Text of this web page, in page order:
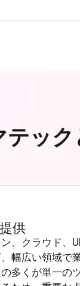
ッ
供
、クラウド、
幅広い領域で
多くが単一の